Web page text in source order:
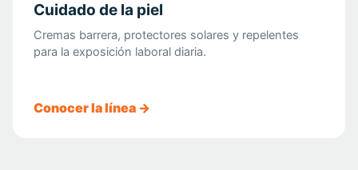
Cuidado de la piel
Cremas barrera, protectores solares y repelentes
para la exposición laboral diaria.
Conocer la línea →